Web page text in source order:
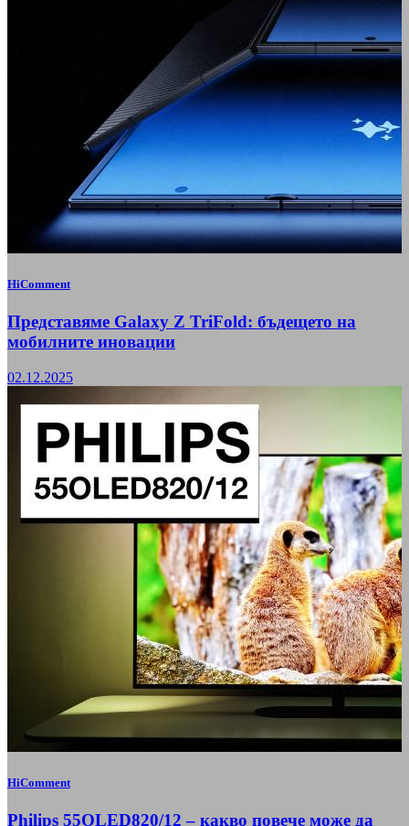
HiComment
Представяме Galaxy Z TriFold: бъдещето на
мобилните иновации
02.12.2025
HiComment
Philips 55OLED820/12 – какво повече може да